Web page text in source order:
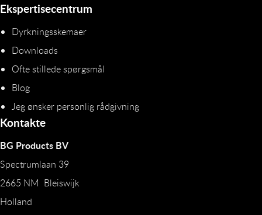
Ekspertisecentrum
Dyrkningsskemaer
Downloads
Ofte stillede spørgsmål
Blog
Jeg ønsker personlig rådgivning
Kontakte
BG Products BV
Spectrumlaan 39
2665 NM Bleiswijk
Holland